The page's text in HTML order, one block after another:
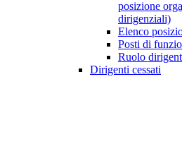
posizione
dirigenziali)
Elenco
Posti di
Ruolo
Dirigenti cessati